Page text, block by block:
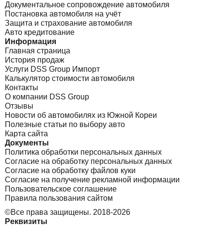
Документальное сопровождение автомобиля
Постановка автомобиля на учёт
Защита и страхование автомобиля
Авто кредитование
Информация
Главная страница
История продаж
Услуги DSS Group Импорт
Калькулятор стоимости автомобиля
Контакты
О компании DSS Group
Отзывы
Новости об автомобилях из Южной Кореи
Полезные статьи по выбору авто
Карта сайта
Документы
Политика обработки персональных данных
Согласие на обработку персональных данных
Согласие на обработку файлов куки
Согласие на получение рекламной информации
Пользовательское соглашение
Правила пользования сайтом
©Все права защищены. 2018-2026
Реквизиты